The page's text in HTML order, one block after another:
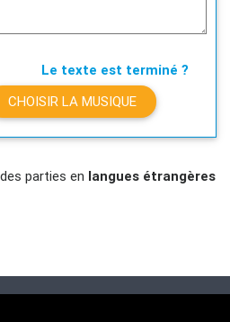
Le texte est terminé ?
CHOISIR LA MUSIQUE
parties en langues étrangères